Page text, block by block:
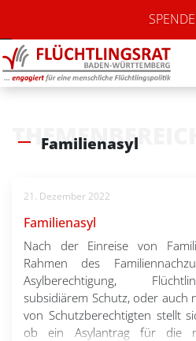
THEMENBEREICH
Familienasyl
21. Dezember 2022
Familienasyl
Nach der Einreise von
Rahmen des
Asylberechtigung,
subsidiärem Schutz, oder auch
von Schutzberechtigten stellt
ob ein Asylantrag für die